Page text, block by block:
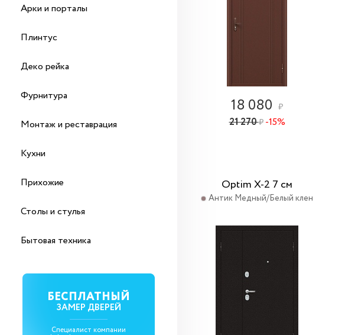
Арки и порталы
Плинтус
Деко рейка
Фурнитура
Монтаж и реставрация
Кухни
Прихожие
Столы и стулья
Бытовая техника
БЕСПЛАТНЫЙ
ЗАМЕР ДВЕРЕЙ
Специалист компании
18 080 ₽
21 270₽ -15%
Optim X-2 7 см
Антик Медный/Белый клен